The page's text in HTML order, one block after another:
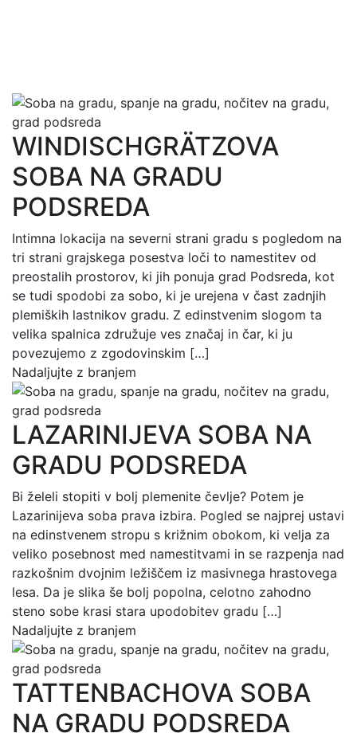
WINDISCHGRÄTZOVA
SOBA NA GRADU
PODSREDA
Intimna lokacija na severni strani gradu s pogledom na
tri strani grajskega posestva loči to namestitev od
preostalih prostorov, ki jih ponuja grad Podsreda, kot
se tudi spodobi za sobo, ki je urejena v čast zadnjih
plemiških lastnikov gradu. Z edinstvenim slogom ta
velika spalnica združuje ves značaj in čar, ki ju
povezujemo z zgodovinskim […]
Nadaljujte z branjem
LAZARINIJEVA SOBA NA
GRADU PODSREDA
Bi želeli stopiti v bolj plemenite čevlje? Potem je
Lazarinijeva soba prava izbira. Pogled se najprej ustavi
na edinstvenem stropu s križnim obokom, ki velja za
veliko posebnost med namestitvami in se razpenja nad
razkošnim dvojnim ležiščem iz masivnega hrastovega
lesa. Da je slika še bolj popolna, celotno zahodno
steno sobe krasi stara upodobitev gradu […]
Nadaljujte z branjem
TATTENBACHOVA SOBA
NA GRADU PODSREDA